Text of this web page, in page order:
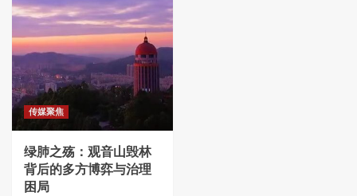
传媒聚焦
绿肺之殇：观音山毁林
背后的多方博弈与治理
困局